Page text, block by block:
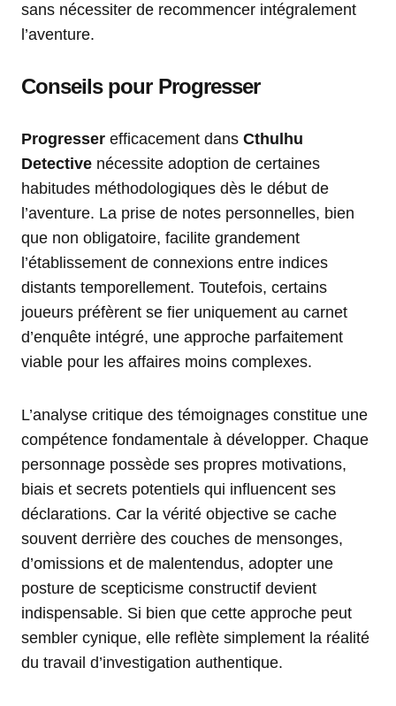
sans nécessiter de recommencer intégralement
l’aventure.
Conseils pour Progresser
Progresser efficacement dans Cthulhu
Detective nécessite adoption de certaines
habitudes méthodologiques dès le début de
l’aventure. La prise de notes personnelles, bien
que non obligatoire, facilite grandement
l’établissement de connexions entre indices
distants temporellement. Toutefois, certains
joueurs préfèrent se fier uniquement au carnet
d’enquête intégré, une approche parfaitement
viable pour les affaires moins complexes.
L’analyse critique des témoignages constitue une
compétence fondamentale à développer. Chaque
personnage possède ses propres motivations,
biais et secrets potentiels qui influencent ses
déclarations. Car la vérité objective se cache
souvent derrière des couches de mensonges,
d’omissions et de malentendus, adopter une
posture de scepticisme constructif devient
indispensable. Si bien que cette approche peut
sembler cynique, elle reflète simplement la réalité
du travail d’investigation authentique.